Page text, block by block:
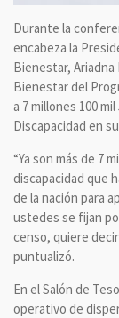
Durante la
encabeza la
Bienestar,
Bienestar del
a 7 millones 100
Discapacidad en
“Ya son más de 7
discapacidad que
de la nación para
ustedes se fijan
censo, quiere
puntualizó.
En el Salón de
operativo de